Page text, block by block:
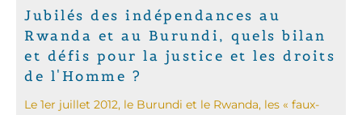
Jubilés des indépendances au
Rwanda et au Burundi, quels bilan
et défis pour la justice et les droits
de l'Homme ?
Le 1er juillet 2012, le Burundi et le Rwanda, les « faux-